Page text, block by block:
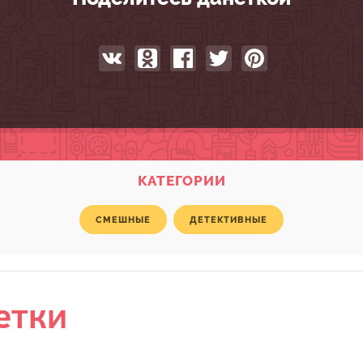
КАТЕГОРИИ
СМЕШНЫЕ ДЕТЕКТИВНЫЕ